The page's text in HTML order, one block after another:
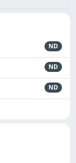
ND
ND
ND